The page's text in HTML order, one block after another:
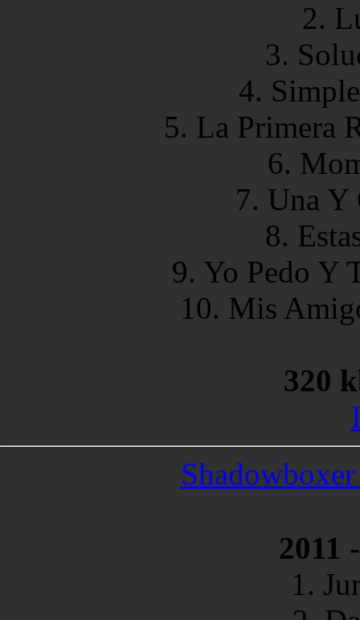
2.
3.
4.
5. La Primera
6.
7. Una Y
8.
9. Yo Pedo Y
10. Mis
320
2011
1.